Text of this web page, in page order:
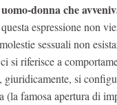
donna che
espressione non
sessuali non
si riferisce a
giuridicamente, si
(la famosa apertura di